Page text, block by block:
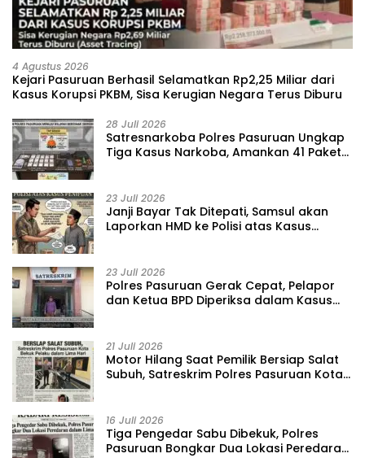
4 Agustus 2026
Kejari Pasuruan Berhasil Selamatkan Rp2,25 Miliar dari
Kasus Korupsi PKBM, Sisa Kerugian Negara Terus Diburu
28 Juli 2026
‎Satresnarkoba Polres Pasuruan Ungkap
Tiga Kasus Narkoba, Amankan 41 Paket
23 Juli 2026
‎Janji Bayar Tak Ditepati, Samsul akan
Laporkan HMD ke Polisi atas Kasus
23 Juli 2026
‎Polres Pasuruan Gerak Cepat, Pelapor
dan Ketua BPD Diperiksa dalam Kasus
21 Juli 2026
‎Motor Hilang Saat Pemilik Bersiap Salat
Subuh, Satreskrim Polres Pasuruan Kota
16 Juli 2026
Tiga Pengedar Sabu Dibekuk, Polres
Pasuruan Bongkar Dua Lokasi Peredaran